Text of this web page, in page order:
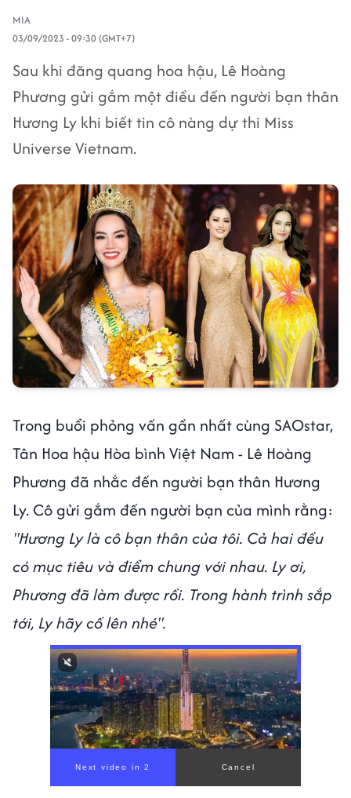
MIA
03/09/2023 - 09:30 (GMT+7)
Sau khi đăng quang hoa hậu, Lê Hoàng
Phương gửi gắm một điều đến người bạn thân
Hương Ly khi biết tin cô nàng dự thi Miss
Universe Vietnam.
Trong buổi phỏng vấn gần nhất cùng SAOstar,
Tân Hoa hậu Hòa bình Việt Nam - Lê Hoàng
Phương đã nhắc đến người bạn thân Hương
Ly. Cô gửi gắm đến người bạn của mình rằng:
"Hương Ly là cô bạn thân của tôi. Cả hai đều
có mục tiêu và điểm chung với nhau. Ly ơi,
Phương đã làm được rồi. Trong hành trình sắp
tới, Ly hãy cố lên nhé".